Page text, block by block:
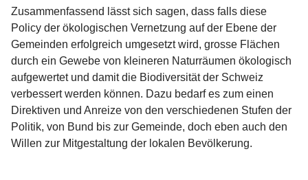
Zusammenfassend lässt sich sagen, dass falls diese
Policy der ökologischen Vernetzung auf der Ebene der
Gemeinden erfolgreich umgesetzt wird, grosse Flächen
durch ein Gewebe von kleineren Naturräumen ökologisch
aufgewertet und damit die Biodiversität der Schweiz
verbessert werden können. Dazu bedarf es zum einen
Direktiven und Anreize von den verschiedenen Stufen der
Politik, von Bund bis zur Gemeinde, doch eben auch den
Willen zur Mitgestaltung der lokalen Bevölkerung.